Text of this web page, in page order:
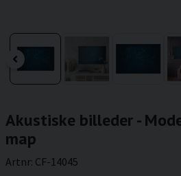
Akustiske billeder -
map
Artnr: CF-14045